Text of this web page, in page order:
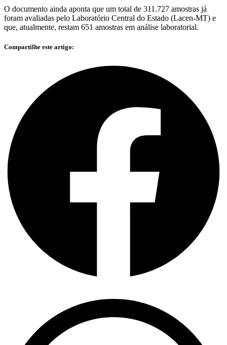
O documento ainda aponta que um total de 311.727 amostras já
foram avaliadas pelo Laboratório Central do Estado (Lacen-MT) e
que, atualmente, restam 651 amostras em análise laboratorial.
Compartilhe este artigo: